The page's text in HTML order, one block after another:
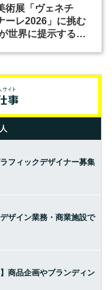
術展「ヴェネチ
ーレ2026」に挑む
世界に提示する美
フィックデザイナー募集
ザイン業務・商業施設で
商品企画やブランディン